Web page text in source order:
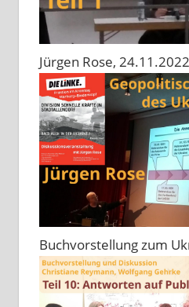
Jürgen Rose, 24.11.2022
Buchvorstellung zum